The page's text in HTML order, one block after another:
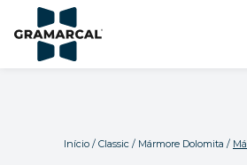
Início / Classic / Mármore Dolomita /